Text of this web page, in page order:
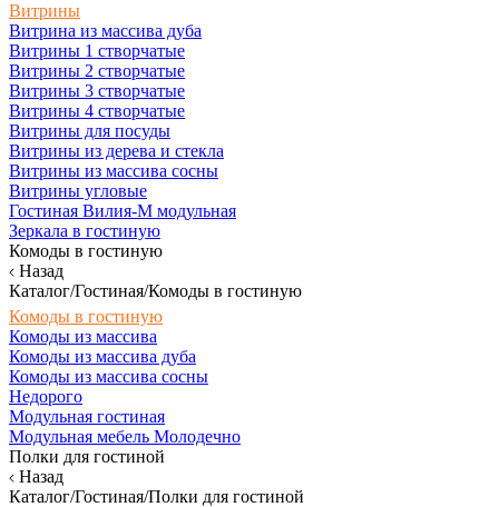
Витрины
Витрина из массива дуба
Витрины 1 створчатые
Витрины 2 створчатые
Витрины 3 створчатые
Витрины 4 створчатые
Витрины для посуды
Витрины из дерева и стекла
Витрины из массива сосны
Витрины угловые
Гостиная Вилия-М модульная
Зеркала в гостиную
Комоды в гостиную
Назад
Каталог/Гостиная/Комоды в гостиную
Комоды в гостиную
Комоды из массива
Комоды из массива дуба
Комоды из массива сосны
Недорого
Модульная гостиная
Модульная мебель Молодечно
Полки для гостиной
Назад
Каталог/Гостиная/Полки для гостиной